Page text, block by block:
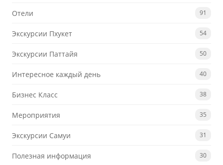
Отели 91
Экскурсии Пхукет 54
Экскурсии Паттайя 50
Интересное каждый день 40
Бизнес Класс 38
Мероприятия 35
Экскурсии Самуи 31
Полезная информация 30